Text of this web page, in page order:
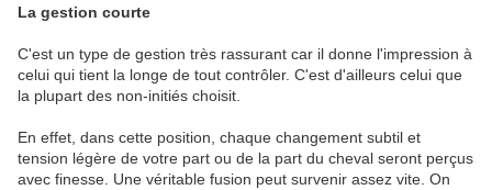
La gestion courte
C'est un type de gestion très rassurant car il donne l'impression à
celui qui tient la longe de tout contrôler. C'est d'ailleurs celui que
la plupart des non-initiés choisit.
En effet, dans cette position, chaque changement subtil et
tension légère de votre part ou de la part du cheval seront perçus
avec finesse. Une véritable fusion peut survenir assez vite. On